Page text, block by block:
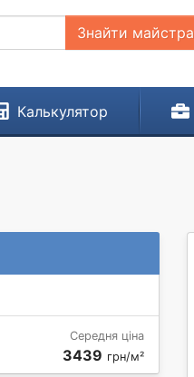
Знайти майстра
Калькулятор
Середня ціна
3439 грн/м²